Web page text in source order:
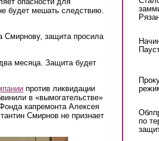
будет мешать следствию.
Смирнову, защита просила
месяца. Защита будет
против ликвидации
в «вымогательстве»
капремонта Алексея
Смирнов не признает
по